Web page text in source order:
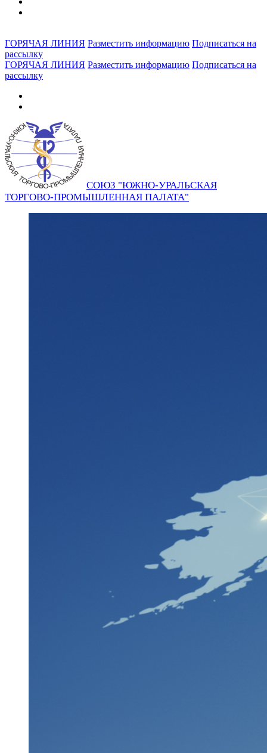
ГОРЯЧАЯ ЛИНИЯ Разместить информацию Подписаться на
рассылку
ГОРЯЧАЯ ЛИНИЯ Разместить информацию Подписаться на
рассылку
СОЮЗ "ЮЖНО-УРАЛЬСКАЯ
ТОРГОВО-ПРОМЫШЛЕННАЯ ПАЛАТА"